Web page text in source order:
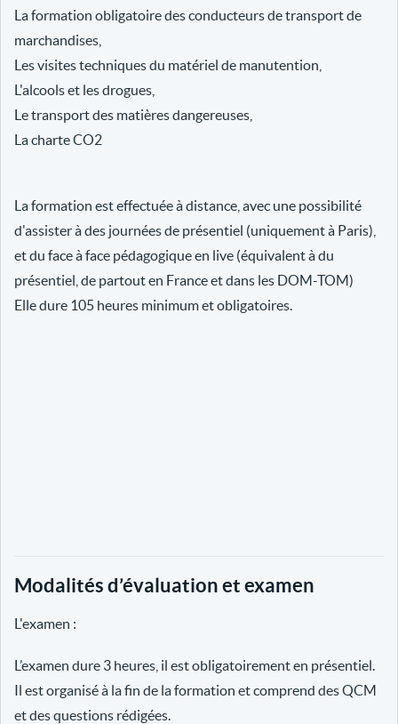
La formation obligatoire des conducteurs de transport de
marchandises,
Les visites techniques du matériel de manutention,
L'alcools et les drogues,
Le transport des matières dangereuses,
La charte CO2
La formation est effectuée à distance, avec une possibilité
d'assister à des journées de présentiel (uniquement à Paris),
et du face à face pédagogique en live (équivalent à du
présentiel, de partout en France et dans les DOM-TOM)
Elle dure 105 heures minimum et obligatoires.
Modalités d’évaluation et examen
L'examen :
L’examen dure 3 heures, il est obligatoirement en présentiel.
Il est organisé à la fin de la formation et comprend des QCM
et des questions rédigées.